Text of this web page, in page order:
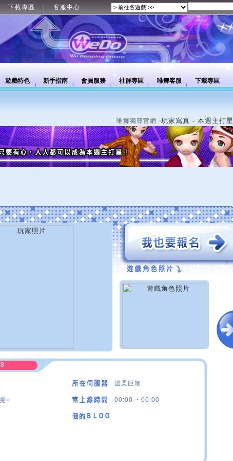
下載專區 客服中心
遊戲特色 新手指南 會員服務 社群專區 唯舞客服 下載專區
唯舞獨尊官網 ‧玩家寫真 - 本週主打星
溫柔巨蟹
○ 00:00 ~ 00:00